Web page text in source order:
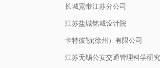
长城宽带江苏分公司
江苏盐城铭城设计院
卡特彼勒(徐州）有限公司
江苏无锡公安交通管理科学研